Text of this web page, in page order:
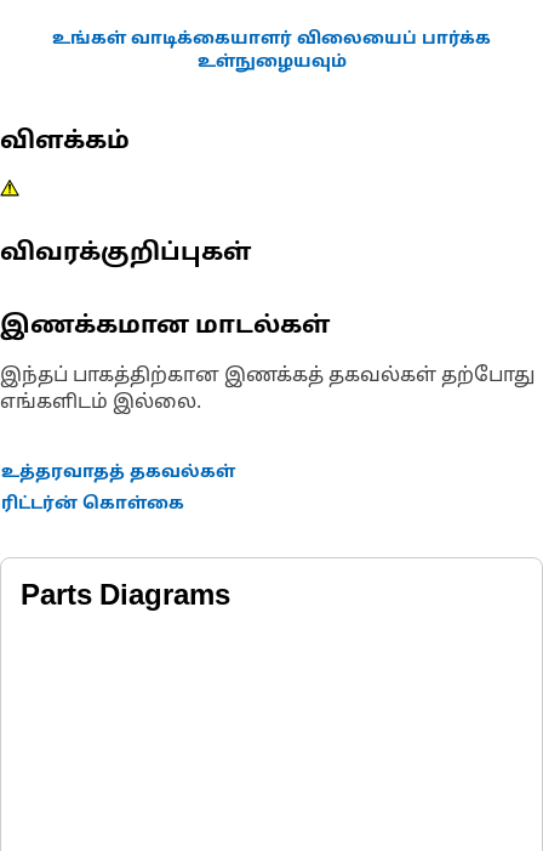
உங்கள் வாடிக்கையாளர் விலையைப் பார்க்க
உள்நுழையவும்
விளக்கம்
விவரக்குறிப்புகள்
இணக்கமான மாடல்கள்
இந்தப் பாகத்திற்கான இணக்கத் தகவல்கள் தற்போது
எங்களிடம் இல்லை.
உத்தரவாதத் தகவல்கள்
ரிட்டர்ன் கொள்கை
Parts Diagrams